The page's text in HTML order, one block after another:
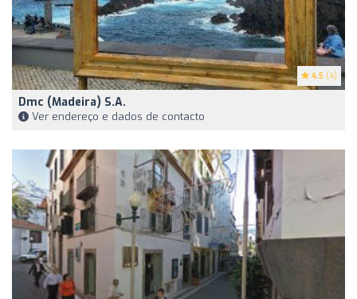
4.5 (4)
Dmc (Madeira) S.A.
Ver endereço e dados de contacto